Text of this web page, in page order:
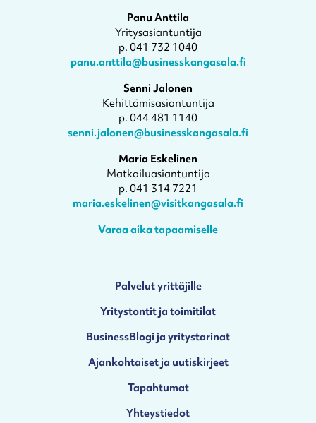
Panu Anttila
Yritysasiantuntija
p. 041 732 1040
panu.anttila@businesskangasala.fi
Senni Jalonen
Kehittämisasiantuntija
p. 044 481 1140
senni.jalonen@businesskangasala.fi
Maria Eskelinen
Matkailuasiantuntija
p. 041 314 7221
maria.eskelinen@visitkangasala.fi
Varaa aika tapaamiselle
Palvelut yrittäjille
Yritystontit ja toimitilat
BusinessBlogi ja yritystarinat
Ajankohtaiset ja uutiskirjeet
Tapahtumat
Yhteystiedot